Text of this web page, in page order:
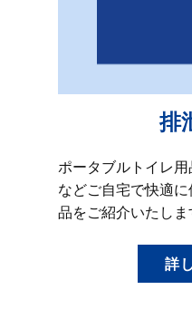
排
ポータブルトイレ
などご自宅で快適
品をご紹介いたしま
詳